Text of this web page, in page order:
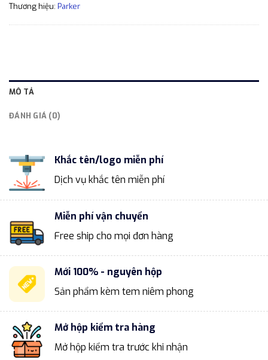
Thương hiệu: Parker
MÔ TẢ
ĐÁNH GIÁ (0)
Khắc tên/logo miễn phí
Dịch vụ khắc tên miễn phí
Miễn phí vận chuyển
Free ship cho mọi đơn hàng
Mới 100% - nguyên hộp
Sản phẩm kèm tem niêm phong
Mở hộp kiểm tra hàng
Mở hộp kiểm tra trước khi nhận